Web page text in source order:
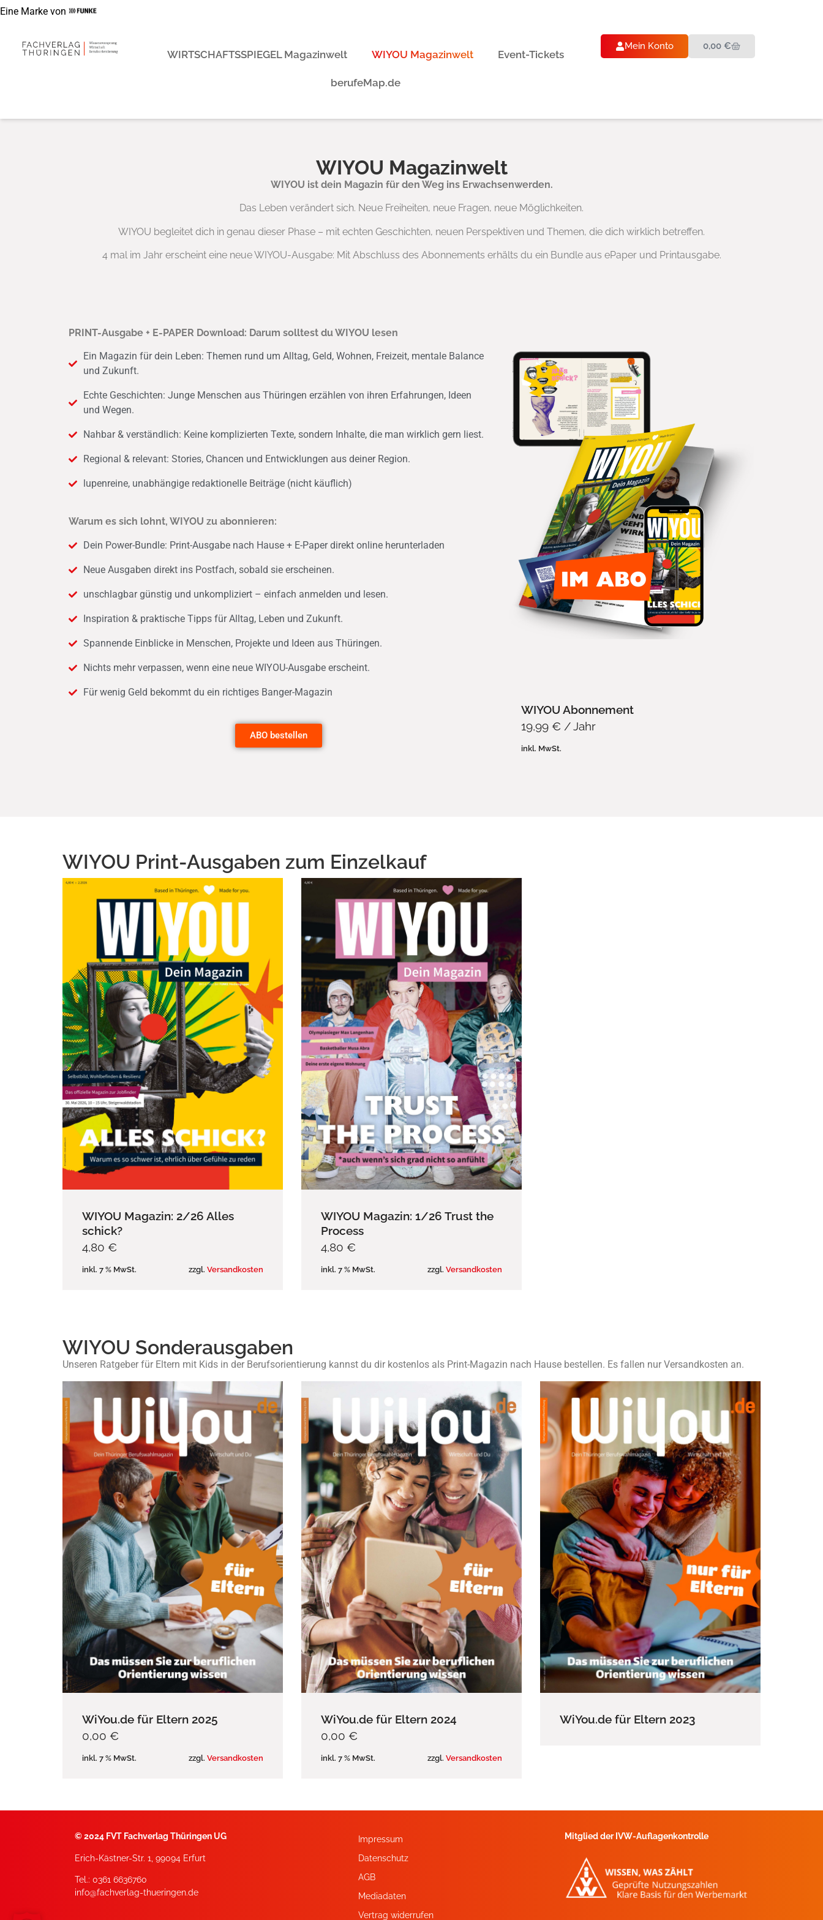
Eine Marke von
WIRTSCHAFTSSPIEGEL Magazinwelt WIYOU Magazinwelt Event-Tickets
berufeMap.de
Mein Konto 0,00€
WIYOU Magazinwelt
WIYOU ist dein Magazin für den Weg ins Erwachsenwerden.
Das Leben verändert sich. Neue Freiheiten, neue Fragen, neue Möglichkeiten.
WIYOU begleitet dich in genau dieser Phase – mit echten Geschichten, neuen Perspektiven und Themen, die dich wirklich betreffen.
4 mal im Jahr erscheint eine neue WIYOU-Ausgabe: Mit Abschluss des Abonnements erhälts du ein Bundle aus ePaper und Printausgabe.
PRINT-Ausgabe + E-PAPER Download: Darum solltest du WIYOU lesen
Ein Magazin für dein Leben: Themen rund um Alltag, Geld, Wohnen, Freizeit, mentale Balance
und Zukunft.
Echte Geschichten: Junge Menschen aus Thüringen erzählen von ihren Erfahrungen, Ideen
und Wegen.
Nahbar & verständlich: Keine komplizierten Texte, sondern Inhalte, die man wirklich gern liest.
Regional & relevant: Stories, Chancen und Entwicklungen aus deiner Region.
lupenreine, unabhängige redaktionelle Beiträge (nicht käuflich)
Warum es sich lohnt, WIYOU zu abonnieren:
Dein Power-Bundle: Print-Ausgabe nach Hause + E-Paper direkt online herunterladen
Neue Ausgaben direkt ins Postfach, sobald sie erscheinen.
unschlagbar günstig und unkompliziert – einfach anmelden und lesen.
Inspiration & praktische Tipps für Alltag, Leben und Zukunft.
Spannende Einblicke in Menschen, Projekte und Ideen aus Thüringen.
Nichts mehr verpassen, wenn eine neue WIYOU-Ausgabe erscheint.
Für wenig Geld bekommt du ein richtiges Banger-Magazin
ABO bestellen
WIYOU Abonnement
19,99 € / Jahr
inkl. MwSt.
WIYOU Print-Ausgaben zum Einzelkauf
WIYOU Magazin: 2/26 Alles
schick?
4,80 €
inkl. 7 % MwSt. zzgl. Versandkosten
WIYOU Magazin: 1/26 Trust the
Process
4,80 €
inkl. 7 % MwSt. zzgl. Versandkosten
WIYOU Sonderausgaben
Unseren Ratgeber für Eltern mit Kids in der Berufsorientierung kannst du dir kostenlos als Print-Magazin nach Hause bestellen. Es fallen nur Versandkosten an.
WiYou.de für Eltern 2025
0,00 €
inkl. 7 % MwSt. zzgl. Versandkosten
WiYou.de für Eltern 2024
0,00 €
inkl. 7 % MwSt. zzgl. Versandkosten
WiYou.de für Eltern 2023
©2024 FVT Fachverlag Thüringen UG
Erich-Kästner-Str. 1, 99094 Erfurt
Tel.: 0361 6636760
info@fachverlag-thueringen.de
Impressum
Datenschutz
AGB
Mediadaten
Vertrag widerrufen
Mitglied der IVW-Auflagenkontrolle